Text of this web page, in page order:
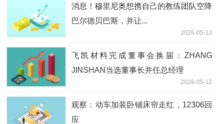
消息！穆里尼奥想携自己的教练团队空降
巴尔德贝巴斯，并让...
2026-05-13
飞凯材料完成董事会换届：ZHANG
JINSHAN当选董事长并任总经理
2026-05-12
观察：动车加装卧铺床帘走红，12306回
应